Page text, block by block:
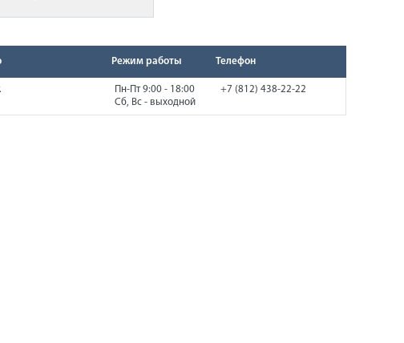
Режим работы Телефон
Пн-Пт 9:00 - 18:00
Сб, Вс - выходной
+7 (812) 438-22-22